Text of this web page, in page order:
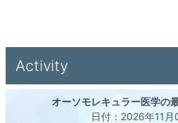
Activity
オーソモレキュラー医学の
日付：2026年11月